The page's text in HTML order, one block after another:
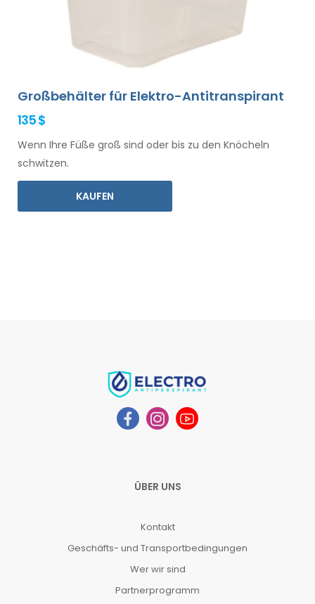
Großbehälter für Elektro-Antitranspirant
135 $
Wenn Ihre Füße groß sind oder bis zu den Knöcheln
schwitzen.
KAUFEN
ÜBER UNS
Kontakt
Geschäfts- und Transportbedingungen
Wer wir sind
Partnerprogramm